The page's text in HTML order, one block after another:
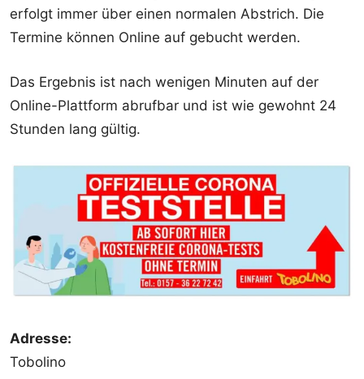
erfolgt immer über einen normalen Abstrich. Die
Termine können Online auf gebucht werden.
Das Ergebnis ist nach wenigen Minuten auf der
Online-Plattform abrufbar und ist wie gewohnt 24
Stunden lang gültig.
Adresse:
Tobolino